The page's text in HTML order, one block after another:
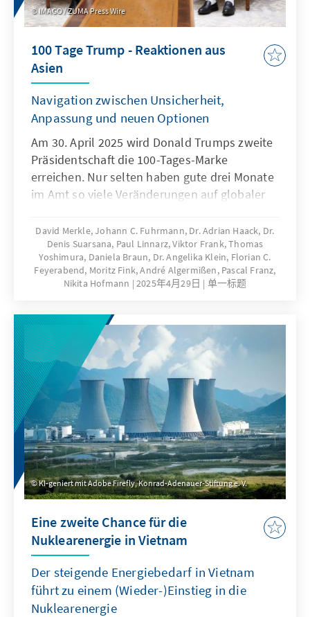
für starkes Interesse an der Thematik der
Konferenz, welche internationale Experten
IMAGO / ZUMA Press Wire
100 Tage Trump - Reaktionen aus
Asien
Navigation zwischen Unsicherheit,
Anpassung und neuen Optionen
Am 30. April 2025 wird Donald Trumps zweite
Präsidentschaft die 100-Tages-Marke
erreichen. Nur selten haben gute drei Monate
im Amt so viele Veränderungen auf globaler
Geschwindigkeit und großer Dringlichkeit
reagieren Länder auf der ganzen Welt auf
diese Veränderungen. Dies hat auch Folgen
für Deutschland und die Europäische Union.
Adenauer-Stiftung in Asien haben ihre
Eindrücke darüber gesammelt, welche
Strategien in der Region gewählt werden, um
der veränderten Situation zu begegnen. Wie
bewerten diese Länder die neue US-
Regierung unter Präsident Trump? Welche
Konsequenzen ziehen sie daraus für ihre
wirtschaftlichen sowie außen- und
sicherheitspolitischen Beziehungen zu den
USA?
David Merkle, Johann C. Fuhrmann, Dr. Adrian Haack, Dr.
Denis Suarsana, Paul Linnarz, Viktor Frank, Thomas
Yoshimura, Daniela Braun, Dr. Angelika Klein, Florian C.
Feyerabend, Moritz Fink, André Algermißen, Pascal Franz,
Nikita Hofmann
2025年4月29日 单一标题
KI-geniert mit Adobe Firefly, Konrad-Adenauer-Stiftung e. V.
Eine zweite Chance für die
Nuklearenergie in Vietnam
Der steigende Energiebedarf in Vietnam
führt zu einem (Wieder-)Einstieg in die
Nuklearenergie